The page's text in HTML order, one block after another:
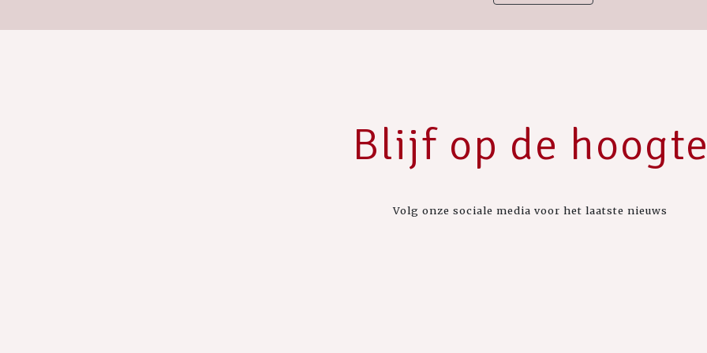
Blijf op de
Volg onze sociale media voor het laatste nieuws